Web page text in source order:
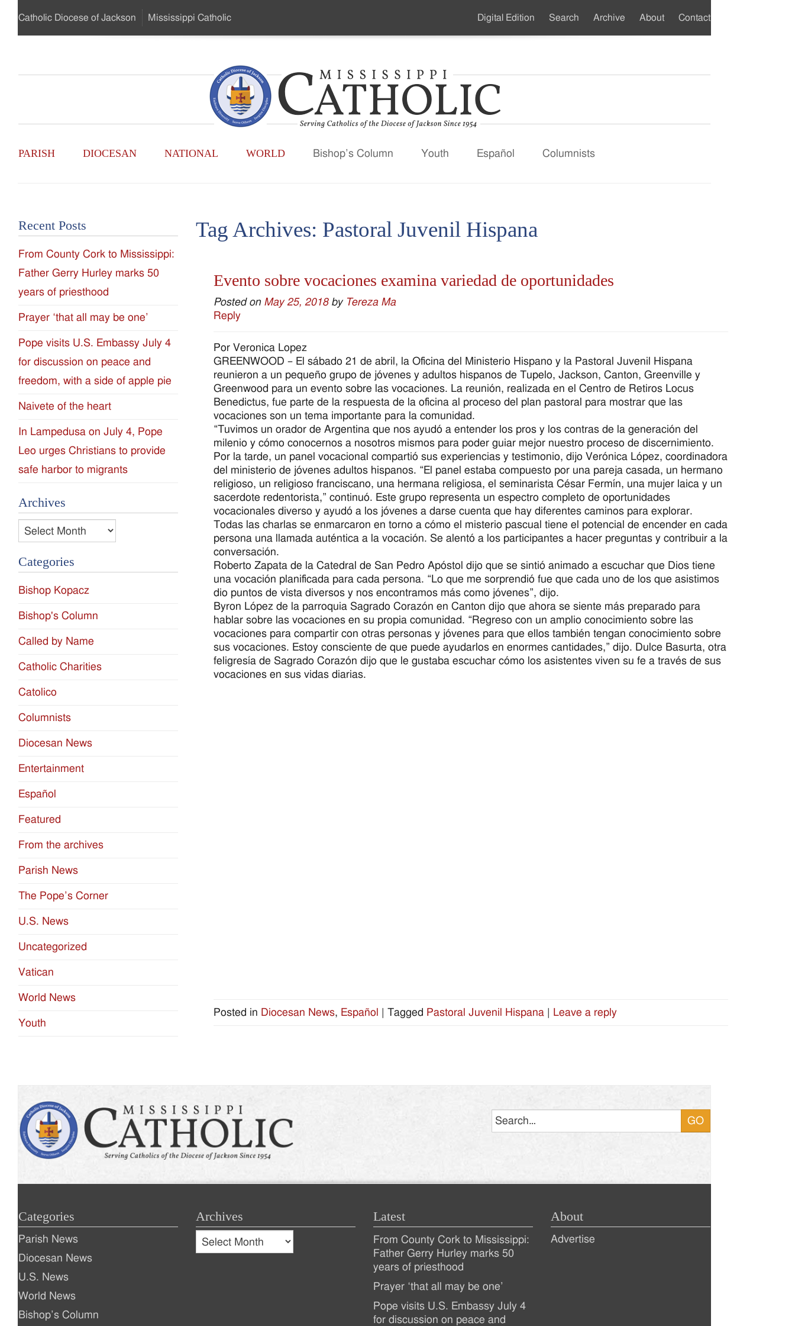
to
…
Catholic Diocese of Jackson Mississippi Catholic
Catholic
-
of
the
Diocese
of
Jackson
Since
1954
Main
PARISH DIOCESAN NATIONAL WORLD Bishop’s Column Youth Español Columnists
Secondary
Digital Edition Search Archive About Contact
Tag Archives: Pastoral Juvenil Hispana
Evento sobre vocaciones examina variedad de oportunidades
Posted on May 25, 2018 by Tereza Ma
Reply
Por Veronica Lopez
GREENWOOD – El sábado 21 de abril, la Oficina del Ministerio Hispano y la Pastoral Juvenil Hispana
reunieron a un pequeño grupo de jóvenes y adultos hispanos de Tupelo, Jackson, Canton, Greenville y
Greenwood para un evento sobre las vocaciones. La reunión, realizada en el Centro de Retiros Locus
Benedictus, fue parte de la respuesta de la oficina al proceso del plan pastoral para mostrar que las
vocaciones son un tema importante para la comunidad.
“Tuvimos un orador de Argentina que nos ayudó a entender los pros y los contras de la generación del
milenio y cómo conocernos a nosotros mismos para poder guiar mejor nuestro proceso de discernimiento.
Por la tarde, un panel vocacional compartió sus experiencias y testimonio, dijo Verónica López, coordinadora
del ministerio de jóvenes adultos hispanos. “El panel estaba compuesto por una pareja casada, un hermano
religioso, un religioso franciscano, una hermana religiosa, el seminarista César Fermín, una mujer laica y un
sacerdote redentorista,” continuó. Este grupo representa un espectro completo de oportunidades
vocacionales diverso y ayudó a los jóvenes a darse cuenta que hay diferentes caminos para explorar.
Todas las charlas se enmarcaron en torno a cómo el misterio pascual tiene el potencial de encender en cada
persona una llamada auténtica a la vocación. Se alentó a los participantes a hacer preguntas y contribuir a la
conversación.
Roberto Zapata de la Catedral de San Pedro Apóstol dijo que se sintió animado a escuchar que Dios tiene
una vocación planificada para cada persona. “Lo que me sorprendió fue que cada uno de los que asistimos
dio puntos de vista diversos y nos encontramos más como jóvenes”, dijo.
Byron López de la parroquia Sagrado Corazón en Canton dijo que ahora se siente más preparado para
hablar sobre las vocaciones en su propia comunidad. “Regreso con un amplio conocimiento sobre las
vocaciones para compartir con otras personas y jóvenes para que ellos también tengan conocimiento sobre
sus vocaciones. Estoy consciente de que puede ayudarlos en enormes cantidades,” dijo. Dulce Basurta, otra
feligresía de Sagrado Corazón dijo que le gustaba escuchar cómo los asistentes viven su fe a través de sus
vocaciones en sus vidas diarias.
Posted in Diocesan News, Español Tagged Pastoral Juvenil Hispana Leave a reply
Recent Posts
From County Cork to Mississippi:
Father Gerry Hurley marks 50
years of priesthood
Prayer ‘that all may be one’
Pope visits U.S. Embassy July 4
for discussion on peace and
freedom, with a side of apple pie
Naivete of the heart
In Lampedusa on July 4, Pope
Leo urges Christians to provide
safe harbor to migrants
Archives
Archives
Categories
Bishop Kopacz
Bishop's Column
Called by Name
Catholic Charities
Catolico
Columnists
Diocesan News
Entertainment
Español
Featured
From the archives
Parish News
The Pope’s Corner
U.S. News
Uncategorized
Vatican
World News
Youth
Categories
Parish News
Diocesan News
U.S. News
World News
Bishop’s Column
Archives
Archives
Archives
Latest
Recent
Posts
From County Cork to Mississippi:
Father Gerry Hurley marks 50
years of priesthood
Prayer ‘that all may be one’
Pope visits U.S. Embassy July 4
for discussion on peace and
About
Advertise